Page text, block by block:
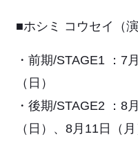
■ホシミ コウセイ（
・前期/STAGE1 ：7
（日）
・後期/STAGE2 ：8
（日）、8月11日（月